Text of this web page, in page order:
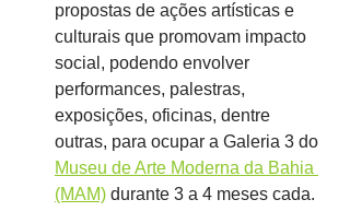
propostas de ações artísticas e
culturais que promovam impacto
social, podendo envolver
performances, palestras,
exposições, oficinas, dentre
outras, para ocupar a Galeria 3 do
Museu de Arte Moderna da Bahia
(MAM) durante 3 a 4 meses cada.